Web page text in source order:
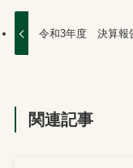
令和3年度 決算報
関連記事